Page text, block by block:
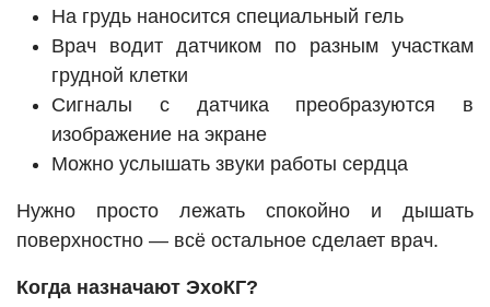
На грудь наносится специальный гель
Врач водит датчиком по разным участкам
грудной клетки
Сигналы с датчика преобразуются в
изображение на экране
Можно услышать звуки работы сердца
Нужно просто лежать спокойно и дышать
поверхностно — всё остальное сделает врач.
Когда назначают ЭхоКГ?